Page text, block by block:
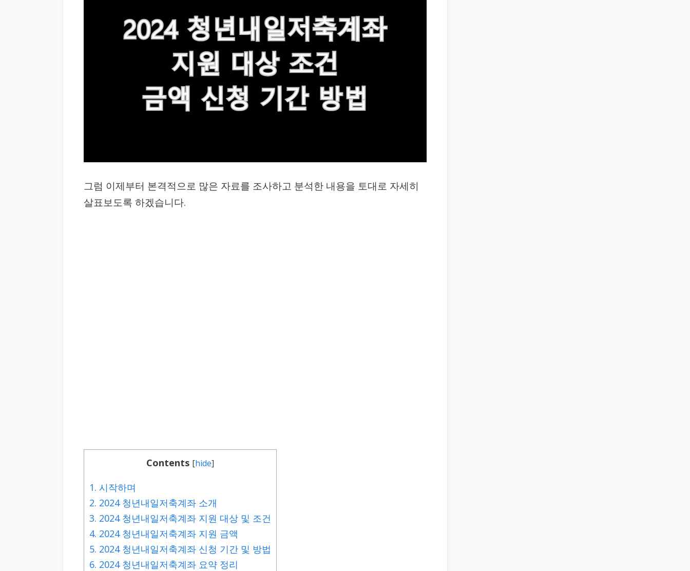
그럼 이제부터 본격적으로 많은 자료를 조사하고 분석한 내용을 토대로 자세히
살표보도록 하겠습니다.
Contents [hide]
1. 시작하며
2. 2024 청년내일저축계좌 소개
3. 2024 청년내일저축계좌 지원 대상 및 조건
4. 2024 청년내일저축계좌 지원 금액
5. 2024 청년내일저축계좌 신청 기간 및 방법
6. 2024 청년내일저축계좌 요약 정리